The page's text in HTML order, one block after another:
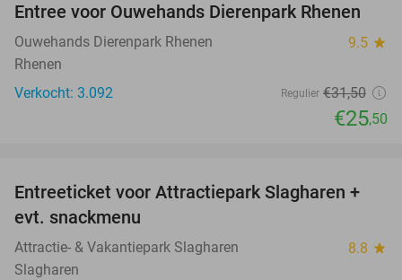
19%
Entree voor Ouwehands Dierenpark Rhenen
Ouwehands Dierenpark Rhenen 9.5 star
Rhenen
Verkocht: 3.092
Regulier €31,50
€25,50
41%
Entreeticket voor Attractiepark Slagharen +
evt. snackmenu
Attractie- & Vakantiepark Slagharen 8.8 star
Slagharen